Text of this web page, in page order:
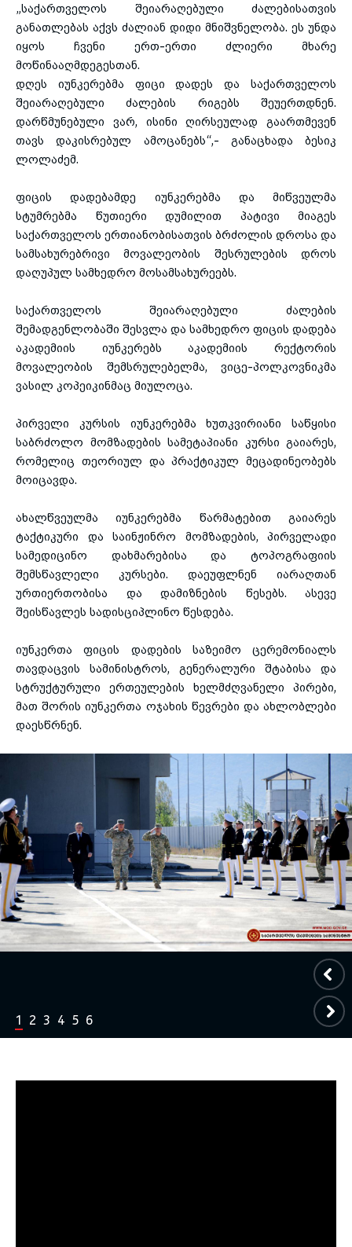
„საქართველოს შეიარაღებული ძალებისათვის
განათლებას აქვს ძალიან დიდი მნიშვნელობა. ეს უნდა
იყოს ჩვენი ერთ-ერთი ძლიერი მხარე
მოწინააღმდეგესთან.
დღეს იუნკერებმა ფიცი დადეს და საქართველოს
შეიარაღებული ძალების რიგებს შეუერთდნენ.
დარწმუნებული ვარ, ისინი ღირსეულად გაართმევენ
თავს დაკისრებულ ამოცანებს“,- განაცხადა ბესიკ
ლოლაძემ.
ფიცის დადებამდე იუნკერებმა და მიწვეულმა
სტუმრებმა წუთიერი დუმილით პატივი მიაგეს
საქართველოს ერთიანობისათვის ბრძოლის დროსა და
სამსახურებრივი მოვალეობის შესრულების დროს
დაღუპულ სამხედრო მოსამსახურეებს.
საქართველოს შეიარაღებული ძალების
შემადგენლობაში შესვლა და სამხედრო ფიცის დადება
აკადემიის იუნკერებს აკადემიის რექტორის
მოვალეობის შემსრულებელმა, ვიცე-პოლკოვნიკმა
ვასილ კოპეიკინმაც მიულოცა.
პირველი კურსის იუნკერებმა ხუთკვირიანი საწყისი
საბრძოლო მომზადების სამეტაპიანი კურსი გაიარეს,
რომელიც თეორიულ და პრაქტიკულ მეცადინეობებს
მოიცავდა.
ახალწვეულმა იუნკერებმა წარმატებით გაიარეს
ტაქტიკური და საინჟინრო მომზადების, პირველადი
სამედიცინო დახმარებისა და ტოპოგრაფიის
შემსწავლელი კურსები. დაეუფლნენ იარაღთან
ურთიერთობისა და დამიზნების წესებს. ასევე
შეისწავლეს სადისციპლინო წესდება.
იუნკერთა ფიცის დადების საზეიმო ცერემონიალს
თავდაცვის სამინისტროს, გენერალური შტაბისა და
სტრუქტურული ერთეულების ხელმძღვანელი პირები,
მათ შორის იუნკერთა ოჯახის წევრები და ახლობლები
დაესწრნენ.
1 2 3 4 5 6